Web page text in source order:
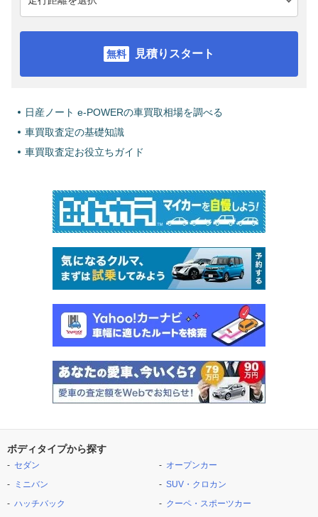
見積りスタート
日産ノート e-POWERの車買取相場を調べる
車買取査定の基礎知識
車買取査定お役立ちガイド
ボディタイプから探す
セダン
ミニバン
ハッチバック
オープンカー
SUV・クロカン
クーペ・スポーツカー